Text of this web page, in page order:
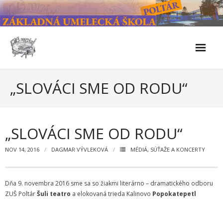
Skip
to
content
- História školy
- Naše úspechy od roku 2019 – do 2024
„SLOVÁCI SME OD RODU“
„SLOVÁCI SME OD RODU“
NOV 14, 2016 DAGMAR VÝVLEKOVÁ MÉDIÁ, SÚŤAŽE A KONCERTY
Dňa 9. novembra 2016 sme sa so žiakmi literárno – dramatického odboru
ZUŠ PoltárŠuli teatro a elokovaná trieda Kalinovo Popokatepetl